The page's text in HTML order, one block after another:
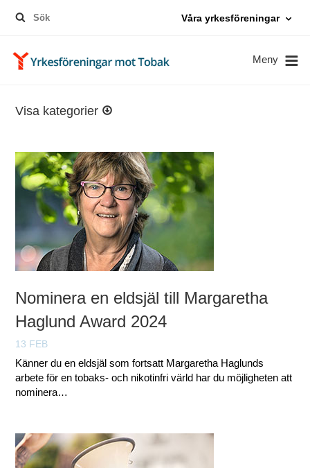
Sök
Våra yrkesföreningar
Meny
Visa kategorier
Nominera en eldsjäl till Margaretha
Haglund Award 2024
13 FEB
Känner du en eldsjäl som fortsatt Margaretha Haglunds
arbete för en tobaks- och nikotinfri värld har du möjligheten att
nominera…